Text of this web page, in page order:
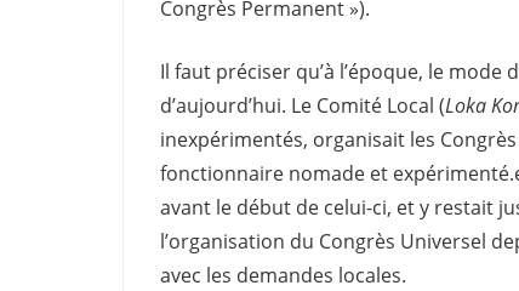
Congrès Permanent »).
Il faut préciser qu’à l’époque, le
d’aujourd’hui. Le Comité Local (Loka
inexpérimentés, organisait les
fonctionnaire nomade et
avant le début de celui-ci, et y restait
l’organisation du Congrès Universel
avec les demandes locales.